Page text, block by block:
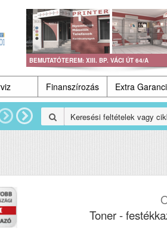
BEMUTATÓTEREM: XIII. BP. VÁCI ÚT 64/A
Finanszírozás Extra
Toner -